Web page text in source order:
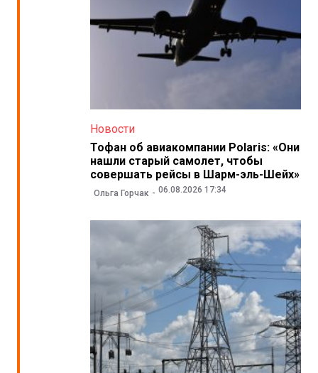
Новости
Тофан об авиакомпании Polaris: «Они
нашли старый самолет, чтобы
совершать рейсы в Шарм-эль-Шейх»
Ольга Горчак 06.08.2026 17:34